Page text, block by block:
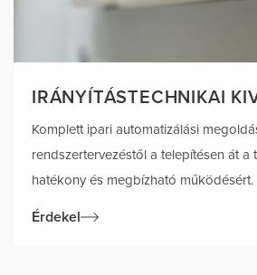
IRÁNYÍTÁSTECHNIKAI
Komplett ipari automatizálási
rendszertervezéstől a telepítésen át a
hatékony és megbízható működésért.
Érdekel